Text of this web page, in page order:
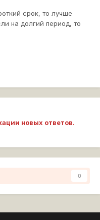
срок, то лучше
на долгий период, то
новых ответов.
0